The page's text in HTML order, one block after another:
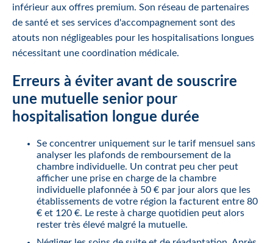
inférieur aux offres premium. Son réseau de partenaires
de santé et ses services d'accompagnement sont des
atouts non négligeables pour les hospitalisations longues
nécessitant une coordination médicale.
Erreurs à éviter avant de souscrire
une mutuelle senior pour
hospitalisation longue durée
Se concentrer uniquement sur le tarif mensuel sans
analyser les plafonds de remboursement de la
chambre individuelle. Un contrat peu cher peut
afficher une prise en charge de la chambre
individuelle plafonnée à 50 € par jour alors que les
établissements de votre région la facturent entre 80
€ et 120 €. Le reste à charge quotidien peut alors
rester très élevé malgré la mutuelle.